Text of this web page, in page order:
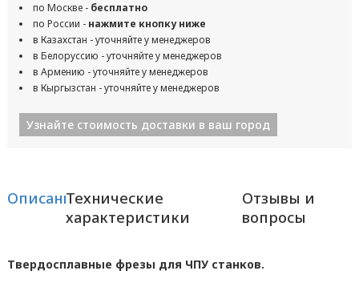
по Москве - бесплатно
по России - нажмите кнопку ниже
в Казахстан - уточняйте у менеджеров
в Белоруссию - уточняйте у менеджеров
в Армению - уточняйте у менеджеров
в Кыргызстан - уточняйте у менеджеров
Узнайте стоимость доставки в ваш город
ОписаниеТехнические
характеристики
Отзывы и
вопросы
Твердосплавные фрезы для ЧПУ станков.